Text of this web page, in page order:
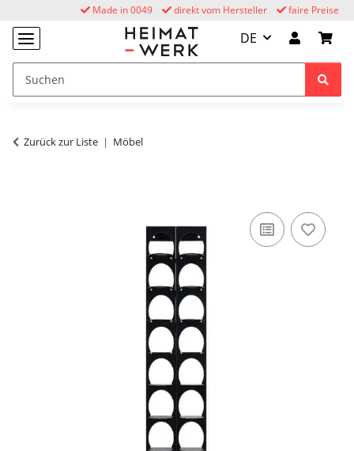
faire Preise
direkt vom Hersteller
Made in 0049
DE
Zurück zur Liste Möbel